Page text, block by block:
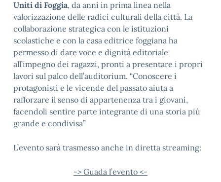
Uniti di Foggia, da anni in prima linea nella
valorizzazione delle radici culturali della città. La
collaborazione strategica con le istituzioni
scolastiche e con la casa editrice foggiana ha
permesso di dare voce e dignità editoriale
all’impegno dei ragazzi, pronti a presentare i propri
lavori sul palco dell’auditorium. “Conoscere i
protagonisti e le vicende del passato aiuta a
rafforzare il senso di appartenenza tra i giovani,
facendoli sentire parte integrante di una storia più
grande e condivisa”
L’evento sarà trasmesso anche in diretta streaming:
-> Guada l’evento <-